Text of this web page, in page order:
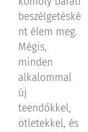
beszélgetéské
nt élem meg.
Mégis,
minden
alkalommal
új
teendőkkel,
ötletekkel, és